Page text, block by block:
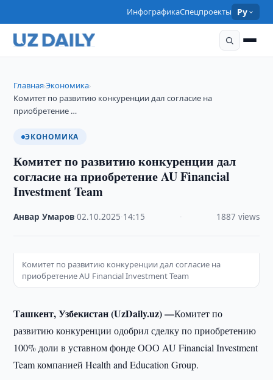
ИнфографикаСпецпроекты Ру
Главная›Экономика›
Комитет по развитию конкуренции дал согласие на
приобретение …
ЭКОНОМИКА
Комитет по развитию конкуренции дал
согласие на приобретение AU Financial
Investment Team
Анвар Умаров ·02.10.2025 14:15 1887 views
Комитет по развитию конкуренции дал согласие на
приобретение AU Financial Investment Team
Ташкент, Узбекистан (UzDaily.uz) —Комитет по
развитию конкуренции одобрил сделку по приобретению
100% доли в уставном фонде ООО AU Financial Investment
Team компанией Health and Education Group.